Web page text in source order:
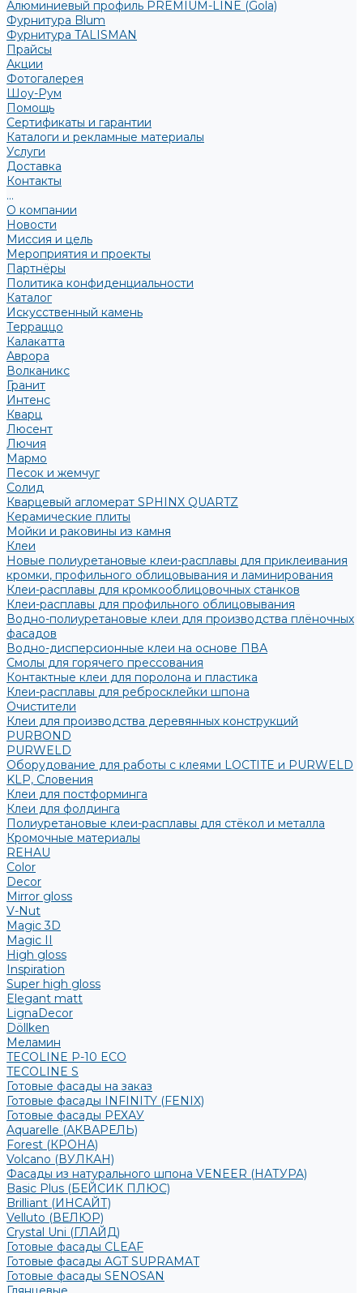
Алюминиевый профиль PREMIUM-LINE (Gola)
Фурнитура Blum
Фурнитура TALISMAN
Прайсы
Акции
Фотогалерея
Шоу-Рум
Помощь
Сертификаты и гарантии
Каталоги и рекламные материалы
Услуги
Доставка
Контакты
...
О компании
Новости
Миссия и цель
Мероприятия и проекты
Партнёры
Политика конфиденциальности
Каталог
Искусственный камень
Терраццо
Калакатта
Аврора
Волканикс
Гранит
Интенс
Кварц
Люсент
Лючия
Мармо
Песок и жемчуг
Солид
Кварцевый агломерат SPHINX QUARTZ
Керамические плиты
Мойки и раковины из камня
Клеи
Новые полиуретановые клеи-расплавы для приклеивания
кромки, профильного облицовывания и ламинирования
Клеи-расплавы для кромкооблицовочных станков
Клеи-расплавы для профильного облицовывания
Водно-полиуретановые клеи для производства плёночных
фасадов
Водно-дисперсионные клеи на основе ПВА
Смолы для горячего прессования
Контактные клеи для поролона и пластика
Клеи-расплавы для ребросклейки шпона
Очистители
Клеи для производства деревянных конструкций
PURBOND
PURWELD
Оборудование для работы с клеями LOCTITE и PURWELD
KLP, Словения
Клеи для постформинга
Клеи для фолдинга
Полиуретановые клеи-расплавы для стёкол и металла
Кромочные материалы
REHAU
Color
Decor
Mirror gloss
V-Nut
Magic 3D
Magic II
High gloss
Inspiration
Super high gloss
Elegant matt
LignaDecor
Döllken
Меламин
TECOLINE P-10 ECO
TECOLINE S
Готовые фасады на заказ
Готовые фасады INFINITY (FENIX)
Готовые фасады РЕХАУ
Aquarelle (АКВАРЕЛЬ)
Forest (КРОНА)
Volcano (ВУЛКАН)
Фасады из натурального шпона VENEER (НАТУРА)
Basic Plus (БЕЙСИК ПЛЮС)
Brilliant (ИНСАЙТ)
Velluto (ВЕЛЮР)
Crystal Uni (ГЛАЙД)
Готовые фасады CLEAF
Готовые фасады AGT SUPRAMAT
Готовые фасады SENOSAN